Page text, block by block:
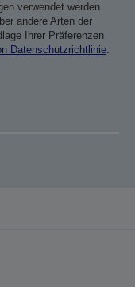
verwendet werden
andere Arten der
Ihrer Präferenzen
Datenschutzrichtlinie.